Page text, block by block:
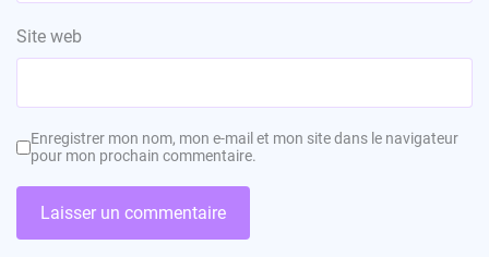
Site web
Enregistrer mon nom, mon e-mail et mon site dans le navigateur
pour mon prochain commentaire.